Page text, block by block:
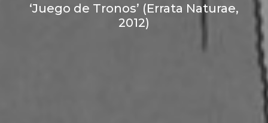
‘Juego de Tronos’ (Errata Naturae,
2012)